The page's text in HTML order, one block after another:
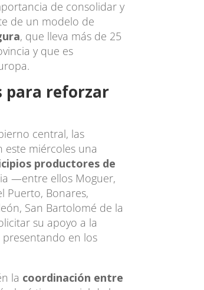
de consolidar y
de un modelo de
, que lleva más de 25
y que es
para reforzar
central, las
este miércoles una
productores de
—entre ellos Moguer,
Puerto, Bonares,
San Bartolomé de la
su apoyo a la
presentando en los
la coordinación entre